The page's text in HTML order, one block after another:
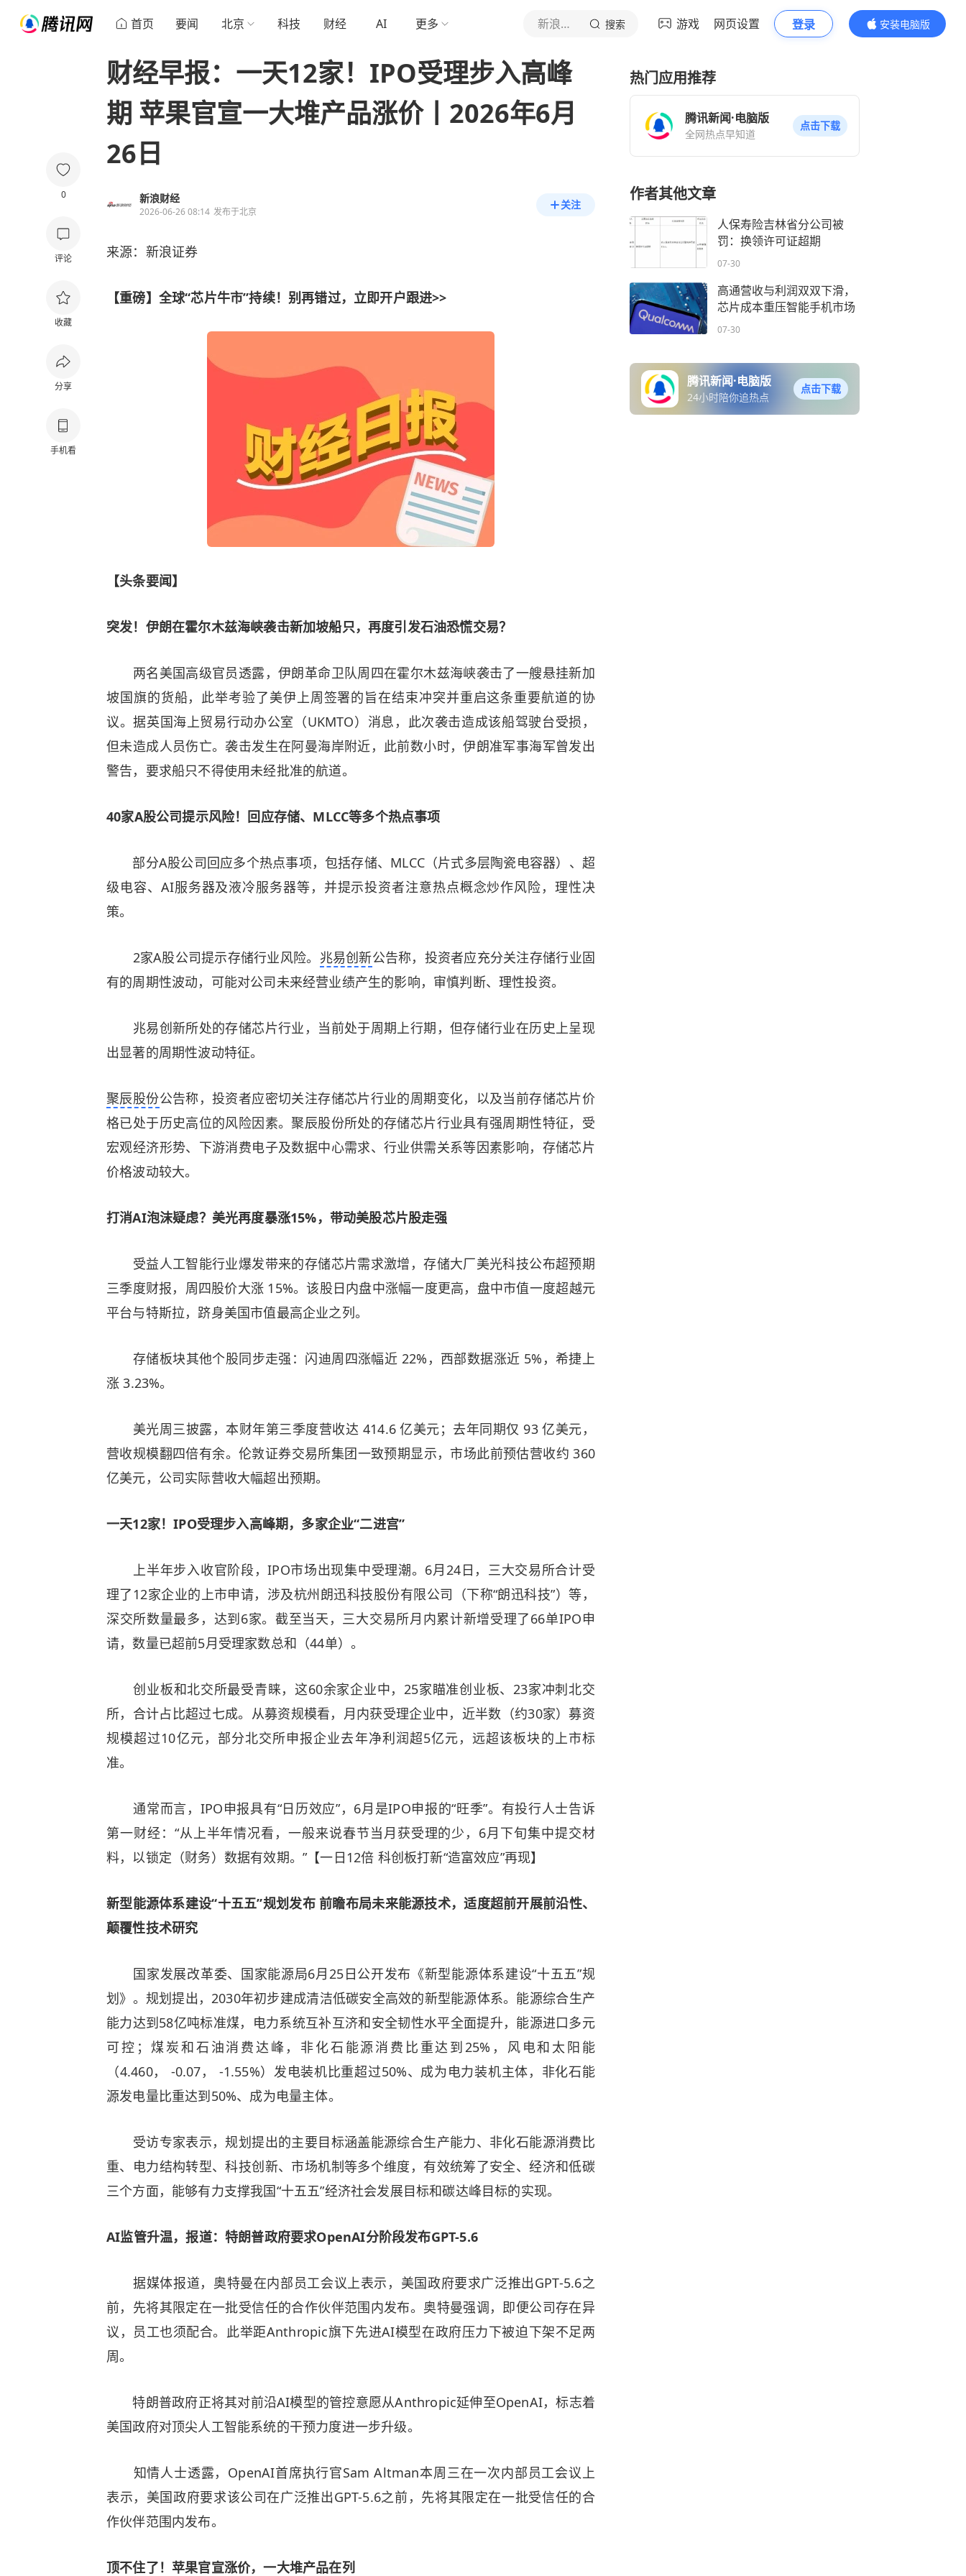
首页 要闻 北京 科技 财经 AI 更多 新浪财经 搜索 游戏 网页设置 登录
安装电脑版
内容更精彩
0
评论
收藏
分享
手机看
财经早报：一天12家！IPO受理步入高峰
期 苹果官宣一大堆产品涨价丨2026年6月
26日
新浪财经
2026-06-26 08:14 发布于北京
关注
来源：新浪证券
【重磅】全球“芯片牛市”持续！别再错过，立即开户跟进>>
【头条要闻】
突发！伊朗在霍尔木兹海峡袭击新加坡船只，再度引发石油恐慌交易？
两名美国高级官员透露，伊朗革命卫队周四在霍尔木兹海峡袭击了一艘悬挂新加
坡国旗的货船，此举考验了美伊上周签署的旨在结束冲突并重启这条重要航道的协
议。据英国海上贸易行动办公室（UKMTO）消息，此次袭击造成该船驾驶台受损，
但未造成人员伤亡。袭击发生在阿曼海岸附近，此前数小时，伊朗准军事海军曾发出
警告，要求船只不得使用未经批准的航道。
40家A股公司提示风险！回应存储、MLCC等多个热点事项
部分A股公司回应多个热点事项，包括存储、MLCC（片式多层陶瓷电容器）、超
级电容、AI服务器及液冷服务器等，并提示投资者注意热点概念炒作风险，理性决
策。
2家A股公司提示存储行业风险。 兆易创新公告称，投资者应充分关注存储行业固
有的周期性波动，可能对公司未来经营业绩产生的影响，审慎判断、理性投资。
兆易创新所处的存储芯片行业，当前处于周期上行期，但存储行业在历史上呈现
出显著的周期性波动特征。
聚辰股份公告称，投资者应密切关注存储芯片行业的周期变化，以及当前存储芯片价
格已处于历史高位的风险因素。聚辰股份所处的存储芯片行业具有强周期性特征，受
宏观经济形势、下游消费电子及数据中心需求、行业供需关系等因素影响，存储芯片
价格波动较大。
打消AI泡沫疑虑？美光再度暴涨15%，带动美股芯片股走强
受益人工智能行业爆发带来的存储芯片需求激增，存储大厂美光科技公布超预期
三季度财报，周四股价大涨 15%。该股日内盘中涨幅一度更高，盘中市值一度超越元
平台与特斯拉，跻身美国市值最高企业之列。
存储板块其他个股同步走强：闪迪周四涨幅近 22%，西部数据涨近 5%，希捷上
涨 3.23%。
美光周三披露，本财年第三季度营收达 414.6 亿美元；去年同期仅 93 亿美元，
营收规模翻四倍有余。伦敦证券交易所集团一致预期显示，市场此前预估营收约 360
亿美元，公司实际营收大幅超出预期。
一天12家！IPO受理步入高峰期，多家企业“二进宫”
上半年步入收官阶段，IPO市场出现集中受理潮。6月24日，三大交易所合计受
理了12家企业的上市申请，涉及杭州朗迅科技股份有限公司（下称“朗迅科技”）等，
深交所数量最多，达到6家。截至当天，三大交易所月内累计新增受理了66单IPO申
请，数量已超前5月受理家数总和（44单）。
创业板和北交所最受青睐，这60余家企业中，25家瞄准创业板、23家冲刺北交
所，合计占比超过七成。从募资规模看，月内获受理企业中，近半数（约30家）募资
规模超过10亿元，部分北交所申报企业去年净利润超5亿元，远超该板块的上市标
准。
通常而言，IPO申报具有“日历效应”，6月是IPO申报的“旺季”。有投行人士告诉
第一财经：“从上半年情况看，一般来说春节当月获受理的少，6月下旬集中提交材
料，以锁定（财务）数据有效期。”【一日12倍 科创板打新“造富效应”再现】
新型能源体系建设“十五五”规划发布 前瞻布局未来能源技术，适度超前开展前沿性、
颠覆性技术研究
国家发展改革委、国家能源局6月25日公开发布《新型能源体系建设“十五五”规
划》。规划提出，2030年初步建成清洁低碳安全高效的新型能源体系。能源综合生产
能力达到58亿吨标准煤，电力系统互补互济和安全韧性水平全面提升，能源进口多元
可控；煤炭和石油消费达峰，非化石能源消费比重达到25%，风电和太阳能
（4.460， -0.07， -1.55%）发电装机比重超过50%、成为电力装机主体，非化石能
源发电量比重达到50%、成为电量主体。
受访专家表示，规划提出的主要目标涵盖能源综合生产能力、非化石能源消费比
重、电力结构转型、科技创新、市场机制等多个维度，有效统筹了安全、经济和低碳
三个方面，能够有力支撑我国“十五五”经济社会发展目标和碳达峰目标的实现。
AI监管升温，报道：特朗普政府要求OpenAI分阶段发布GPT-5.6
据媒体报道，奥特曼在内部员工会议上表示，美国政府要求广泛推出GPT-5.6之
前，先将其限定在一批受信任的合作伙伴范围内发布。奥特曼强调，即便公司存在异
议，员工也须配合。此举距Anthropic旗下先进AI模型在政府压力下被迫下架不足两
周。
特朗普政府正将其对前沿AI模型的管控意愿从Anthropic延伸至OpenAI，标志着
美国政府对顶尖人工智能系统的干预力度进一步升级。
知情人士透露，OpenAI首席执行官Sam Altman本周三在一次内部员工会议上
表示，美国政府要求该公司在广泛推出GPT-5.6之前，先将其限定在一批受信任的合
作伙伴范围内发布。
顶不住了！ 苹果官宣涨价，一大堆产品在列
热门应用推荐
腾讯新闻·电脑版
全网热点早知道
点击下载
作者其他文章
人保寿险吉林省分公司被
罚：换领许可证超期
07-30
高通营收与利润双双下滑，
芯片成本重压智能手机市场
07-30
腾讯新闻·电脑版
24小时陪你追热点
点击下载